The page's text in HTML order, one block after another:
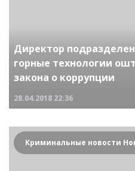
Директор
горные технологии
закона о коррупции
28.04.2018 22:36